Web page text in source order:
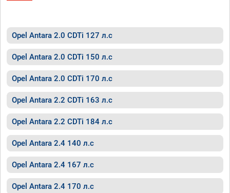
Opel Antara 2.0 CDTi 127 л.с
Opel Antara 2.0 CDTi 150 л.с
Opel Antara 2.0 CDTi 170 л.с
Opel Antara 2.2 CDTi 163 л.с
Opel Antara 2.2 CDTi 184 л.с
Opel Antara 2.4 140 л.с
Opel Antara 2.4 167 л.с
Opel Antara 2.4 170 л.с